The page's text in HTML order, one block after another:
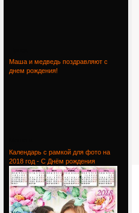
Маша и медведь поздравляют с
днем рождения!
Календарь с рамкой для фото на
2018 год - С Днём рождения